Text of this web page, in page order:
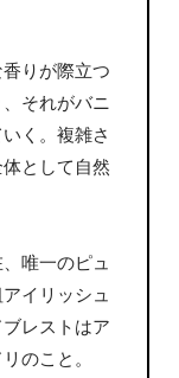
りが際立つ
それがバニ
く。複雑さ
として自然
唯一のピュ
イリッシュ
レストはア
のこと。